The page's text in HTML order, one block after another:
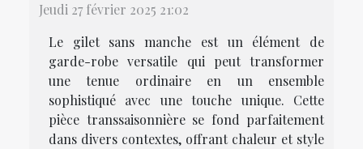
Jeudi 27 février 2025 21:02
Le gilet sans manche est un élément de
garde-robe versatile qui peut transformer
une tenue ordinaire en un ensemble
sophistiqué avec une touche unique. Cette
pièce transsaisonnière se fond parfaitement
dans divers contextes, offrant chaleur et style